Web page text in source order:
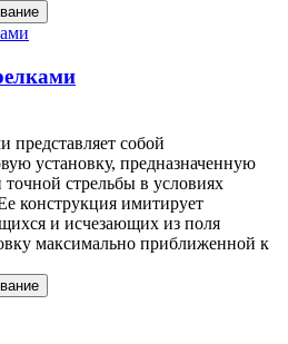
представляет собой
установку, предназначенную
точной стрельбы в условиях
конструкция имитирует
и исчезающих из поля
максимально приближенной к